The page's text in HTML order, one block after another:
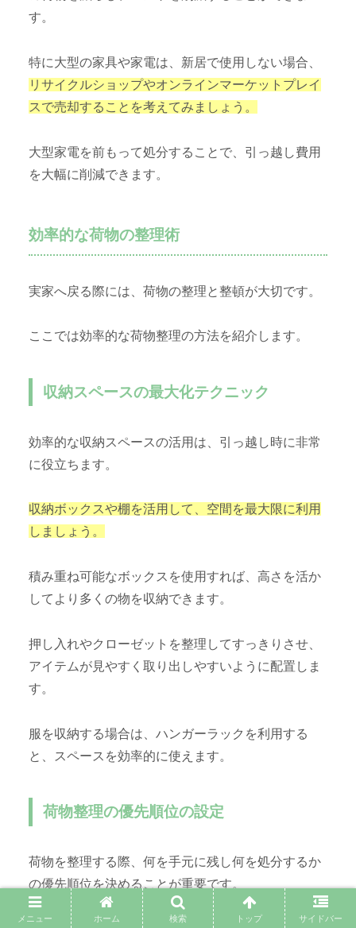
す。
特に大型の家具や家電は、新居で使用しない場合、
リサイクルショップやオンラインマーケットプレイ
スで売却することを考えてみましょう。
大型家電を前もって処分することで、引っ越し費用
を大幅に削減できます。
効率的な荷物の整理術
実家へ戻る際には、荷物の整理と整頓が大切です。
ここでは効率的な荷物整理の方法を紹介します。
収納スペースの最大化テクニック
効率的な収納スペースの活用は、引っ越し時に非常
に役立ちます。
収納ボックスや棚を活用して、空間を最大限に利用
しましょう。
積み重ね可能なボックスを使用すれば、高さを活か
してより多くの物を収納できます。
押し入れやクローゼットを整理してすっきりさせ、
アイテムが見やすく取り出しやすいように配置しま
す。
服を収納する場合は、ハンガーラックを利用する
と、スペースを効率的に使えます。
荷物整理の優先順位の設定
荷物を整理する際、何を手元に残し何を処分するか
の優先順位を決めることが重要です。
メニュー ホーム 検索 トップ サイドバー